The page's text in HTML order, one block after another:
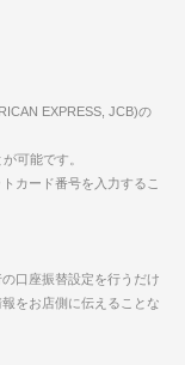
EXPRESS, JCB)の
可能です。
カード番号を入力するこ
口座振替設定を行うだけ
をお店側に伝えることな